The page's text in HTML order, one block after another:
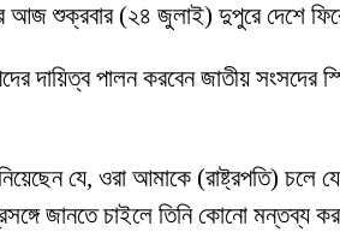
আজ শুক্রবার (২৪ জুলাই) দুপুরে দেশে
পদের দায়িত্ব পালন করবেন জাতীয়
যে, ওরা আমাকে (রাষ্ট্রপতি)
জানতে চাইলে তিনি কোনো মন্তব্য